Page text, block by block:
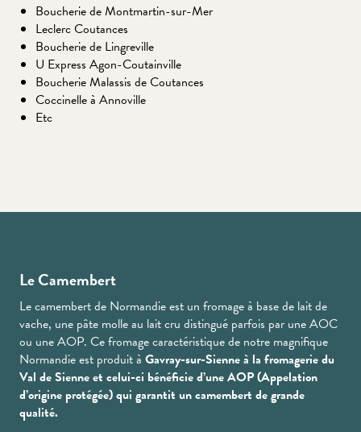
Boucherie de Montmartin-sur-Mer
Leclerc Coutances
Boucherie de Lingreville
U Express Agon-Coutainville
Boucherie Malassis de Coutances
Coccinelle à Annoville
Etc
Le Camembert
Le camembert de Normandie est un fromage à base de lait de
vache, une pâte molle au lait cru distingué parfois par une AOC
ou une AOP. Ce fromage caractéristique de notre magnifique
Normandie est produit à Gavray-sur-Sienne à la fromagerie du
Val de Sienne et celui-ci bénéficie d’une AOP (Appelation
d’origine protégée) qui garantit un camembert de grande
qualité.